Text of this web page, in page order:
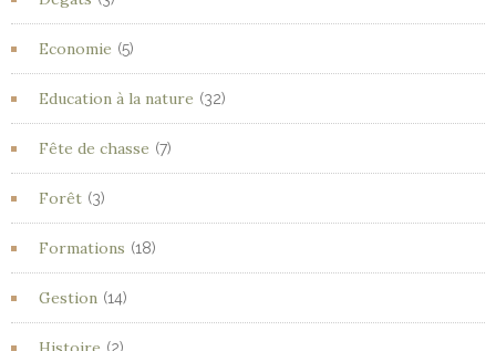
Economie (5)
Education à la nature (32)
Fête de chasse (7)
Forêt (3)
Formations (18)
Gestion (14)